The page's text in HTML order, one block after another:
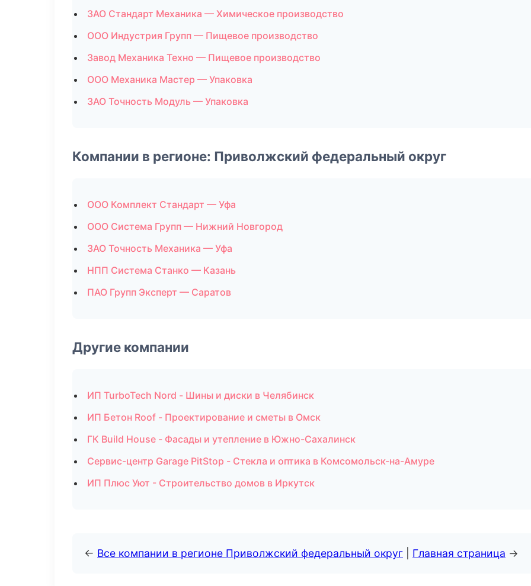
ЗАО Стандарт Механика — Химическое производство
ООО Индустрия Групп — Пищевое производство
Завод Механика Техно — Пищевое производство
ООО Механика Мастер — Упаковка
ЗАО Точность Модуль — Упаковка
Компании в регионе: Приволжский федеральный округ
ООО Комплект Стандарт — Уфа
ООО Система Групп — Нижний Новгород
ЗАО Точность Механика — Уфа
НПП Система Станко — Казань
ПАО Групп Эксперт — Саратов
Другие компании
ИП TurboTech Nord - Шины и диски в Челябинск
ИП Бетон Roof - Проектирование и сметы в Омск
ГК Build House - Фасады и утепление в Южно-Сахалинск
Сервис-центр Garage PitStop - Стекла и оптика в Комсомольск-на-Амуре
ИП Плюс Уют - Строительство домов в Иркутск
← Все компании в регионе Приволжский федеральный округ Главная страница →